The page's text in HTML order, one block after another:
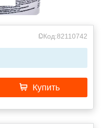
Код:82110742
Купить